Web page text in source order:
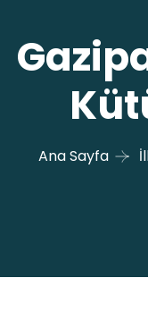
Ana Sayfa